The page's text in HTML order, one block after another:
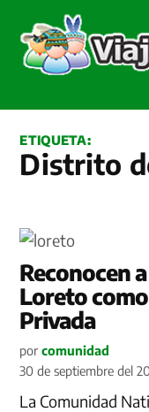
contenido
ETIQUETA:
Distrito
Reconocen
Loreto
Privada
por comunidad
30 de septiembre del
La Comunidad